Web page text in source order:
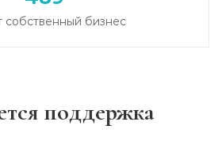
бизнес
поддержка